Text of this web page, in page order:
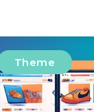
Theme